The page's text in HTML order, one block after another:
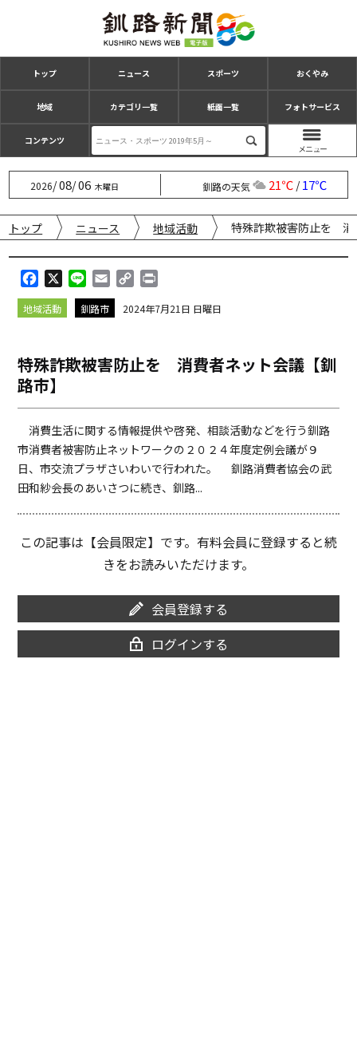
トップ ニュース スポーツ おくやみ
地域 カテゴリ一覧 紙面一覧 フォトサービス
コンテンツ
2026/08/06 木曜日 釧路の天気 21℃/17℃
トップ ニュース 地域活動 特殊詐欺被害防止を 消
a
c
o
o
i
n
m
a
p
i
i
地域活動 釧路市 2024年7月21日 日曜日
特殊詐欺被害防止を 消費者ネット会議【釧
路市】
消費生活に関する情報提供や啓発、相談活動などを行う釧路
市消費者被害防止ネットワークの２０２４年度定例会議が９
日、市交流プラザさいわいで行われた。 釧路消費者協会の武
田和紗会長のあいさつに続き、釧路...
この記事は【会員限定】です。有料会員に登録すると続
きをお読みいただけます。
会員登録する
ログインする